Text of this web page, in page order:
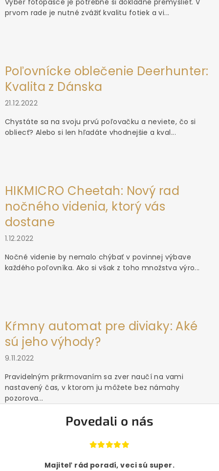
Výber fotopasce je potrebné si dôkladne premyslieť. V
prvom rade je nutné zvážiť kvalitu fotiek a vi...
Poľovnícke oblečenie Deerhunter:
Kvalita z Dánska
21.12.2022
Chystáte sa na svoju prvú poľovačku a neviete, čo si
obliecť? Alebo si len hľadáte vhodnejšie a kval...
HIKMICRO Cheetah: Nový rad
nočného videnia, ktorý vás
dostane
1.12.2022
Nočné videnie by nemalo chýbať v povinnej výbave
každého poľovníka. Ako si však z toho množstva výro...
Kŕmny automat pre diviaky: Aké
sú jeho výhody?
9.11.2022
Pravidelným prikrmovaním sa zver naučí na vami
nastavený čas, v ktorom ju môžete bez námahy
pozorova...
Povedali o nás
Majiteľ rád poradí, veci sú super.